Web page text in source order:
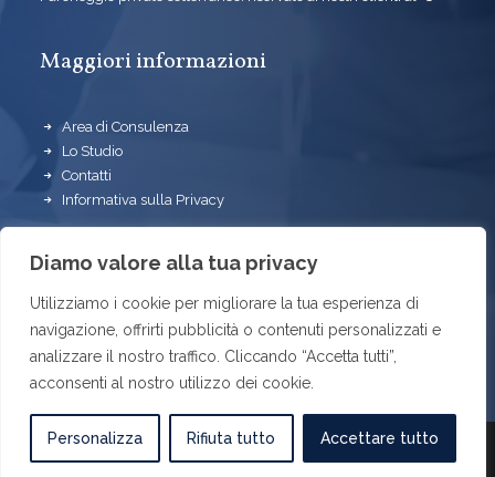
Diamo valore alla tua privacy
Utilizziamo i cookie per migliorare la tua esperienza di
navigazione, offrirti pubblicità o contenuti personalizzati e
analizzare il nostro traffico. Cliccando “Accetta tutti”,
acconsenti al nostro utilizzo dei cookie.
Personalizza Rifiuta tutto Accettare tutto
Maggiori informazioni
Area di Consulenza
Lo Studio
Contatti
Informativa sulla Privacy
Seguici su